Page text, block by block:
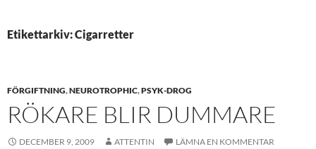
Etikettarkiv: Cigarretter
FÖRGIFTNING,NEUROTROPHIC,PSYK-DROG
RÖKARE BLIR DUMMARE
DECEMBER 9, 2009 ATTENTIN LÄMNA EN KOMMENTAR